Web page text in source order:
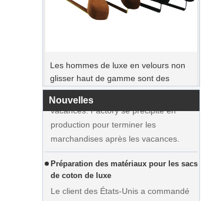
cintres en bois fournisseur
Nouvelles
clients ont passé des commandes et
prévoyaient de commencer des
vacances. Factory se précipite en
production pour terminer les
marchandises après les vacances.
Préparation des matériaux pour les sacs
de coton de luxe
Le client des États-Unis a commandé
de grandes quantités de sacs en coton